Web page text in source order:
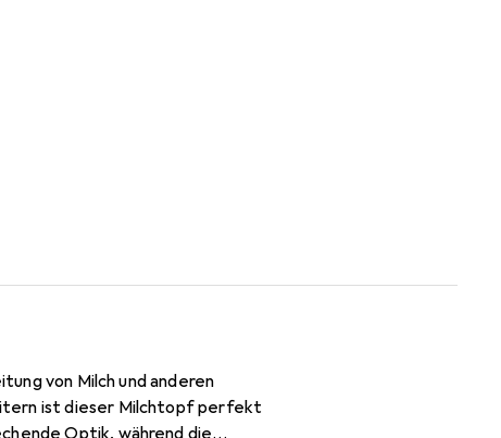
von Milch und anderen
ist dieser Milchtopf perfekt
Optik, während die